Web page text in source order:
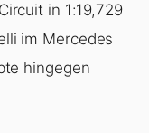
in 1:19,729
im Mercedes
hingegen